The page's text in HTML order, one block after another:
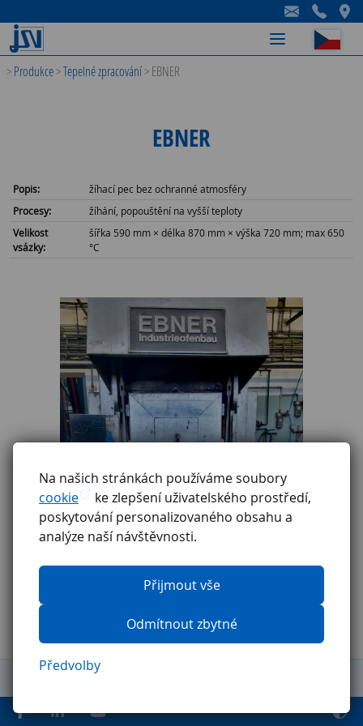
Na našich stránkách používáme soubory
cookie
ke zlepšení uživatelského prostředí,
poskytování personalizovaného obsahu a
analýze naší návštěvnosti.
Přijmout vše
Odmítnout zbytné
Předvolby
-
-
-
>Produkce>Tepelné zpracování>EBNER
EBNER
Popis:
žíhací pec bez ochranné atmosféry
Procesy:
žíhání, popouštění na vyšší teploty
Velikost
vsázky:
šířka 590 mm × délka 870 mm × výška 720 mm; max 650
°C
Obchodní podmínky